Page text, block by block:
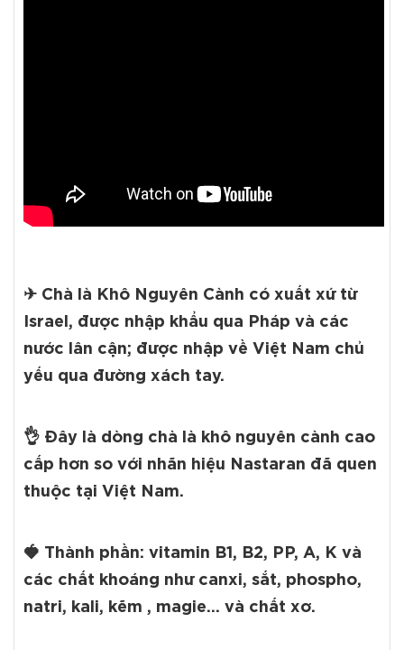
✈ Chà là Khô Nguyên Cành có xuất xứ từ
Israel, được nhập khẩu qua Pháp và các
nước lân cận; được nhập về Việt Nam chủ
yếu qua đường xách tay.
👌 Đây là dòng chà là khô nguyên cành cao
cấp hơn so với nhãn hiệu Nastaran đã quen
thuộc tại Việt Nam.
🍓 Thành phần: vitamin B1, B2, PP, A, K và
các chất khoáng như canxi, sắt, phospho,
natri, kali, kẽm , magie... và chất xơ.